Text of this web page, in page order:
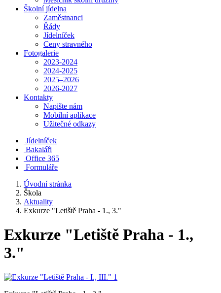
Školní jídelna
Zaměstnanci
Řády
Jídelníček
Ceny stravného
Fotogalerie
2023-2024
2024-2025
2025–2026
2026-2027
Kontakty
Napište nám
Mobilní aplikace
Užitečné odkazy
Jídelníček
Bakaláři
Office 365
Formuláře
Úvodní stránka
Škola
Aktuality
Exkurze "Letiště Praha - 1., 3."
Exkurze "Letiště Praha - 1.,
3."